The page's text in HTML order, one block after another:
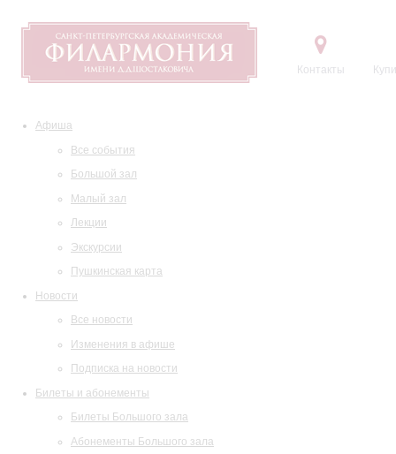
Контакты
Афиша
Все события
Большой зал
Малый зал
Лекции
Экскурсии
Пушкинская карта
Новости
Все новости
Изменения в афише
Подписка на новости
Билеты и абонементы
Билеты Большого зала
Абонементы Большого зала